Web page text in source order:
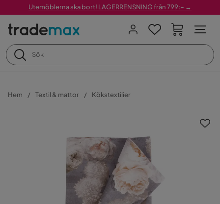
Utemöblerna ska bort! LAGERRENSNING från 799:– →
Hem Textil & mattor Kökstextilier